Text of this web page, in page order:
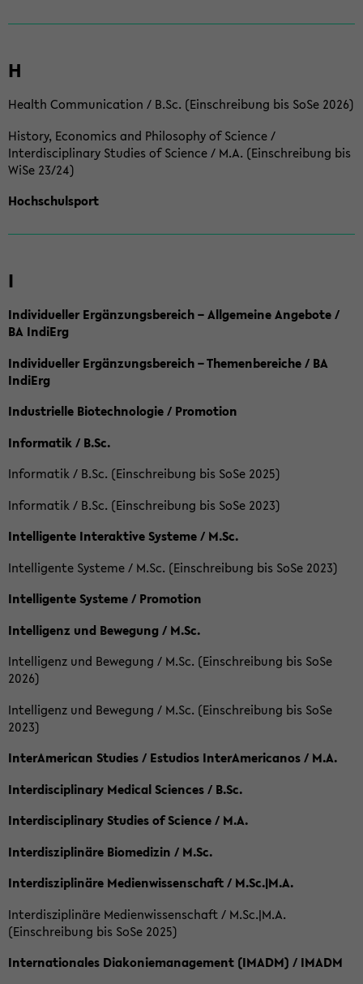
H
Health Communication / B.Sc. (Einschreibung bis SoSe 2026)
History, Economics and Philosophy of Science /
Interdisciplinary Studies of Science / M.A. (Einschreibung bis
WiSe 23/24)
Hochschulsport
I
Individueller Ergänzungsbereich – Allgemeine Angebote /
BA IndiErg
Individueller Ergänzungsbereich – Themenbereiche / BA
IndiErg
Industrielle Biotechnologie / Promotion
Informatik / B.Sc.
Informatik / B.Sc. (Einschreibung bis SoSe 2025)
Informatik / B.Sc. (Einschreibung bis SoSe 2023)
Intelligente Interaktive Systeme / M.Sc.
Intelligente Systeme / M.Sc. (Einschreibung bis SoSe 2023)
Intelligente Systeme / Promotion
Intelligenz und Bewegung / M.Sc.
Intelligenz und Bewegung / M.Sc. (Einschreibung bis SoSe
2026)
Intelligenz und Bewegung / M.Sc. (Einschreibung bis SoSe
2023)
InterAmerican Studies / Estudios InterAmericanos / M.A.
Interdisciplinary Medical Sciences / B.Sc.
Interdisciplinary Studies of Science / M.A.
Interdisziplinäre Biomedizin / M.Sc.
Interdisziplinäre Medienwissenschaft / M.Sc.|M.A.
Interdisziplinäre Medienwissenschaft / M.Sc.|M.A.
(Einschreibung bis SoSe 2025)
Internationales Diakoniemanagement (IMADM) / IMADM